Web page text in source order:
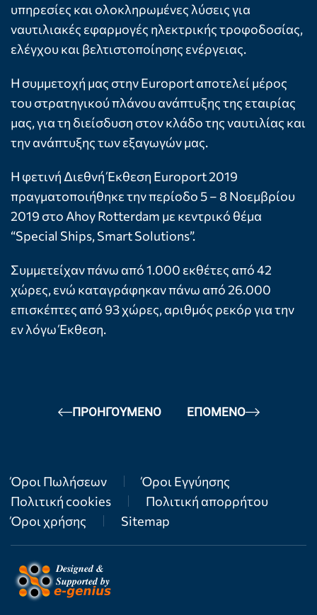
υπηρεσίες και ολοκληρωμένες λύσεις για
ναυτιλιακές εφαρμογές ηλεκτρικής τροφοδοσίας,
ελέγχου και βελτιστοποίησης ενέργειας.
Η συμμετοχή μας στην Europort αποτελεί μέρος
του στρατηγικού πλάνου ανάπτυξης της εταιρίας
μας, για τη διείσδυση στον κλάδο της ναυτιλίας και
την ανάπτυξης των εξαγωγών μας.
Η φετινή Διεθνή Έκθεση Europort 2019
πραγματοποιήθηκε την περίοδο 5 – 8 Νοεμβρίου
2019 στο Ahoy Rotterdam με κεντρικό θέμα
“Special Ships, Smart Solutions”.
Συμμετείχαν πάνω από 1.000 εκθέτες από 42
χώρες, ενώ καταγράφηκαν πάνω από 26.000
επισκέπτες από 93 χώρες, αριθμός ρεκόρ για την
εν λόγω Έκθεση.
ΠΡΟΗΓΟΎΜΕΝΟ ΕΠΌΜΕΝΟ
Όροι Πωλήσεων
Όροι Εγγύησης
Πολιτική cookies
Πολιτική απορρήτου
Όροι χρήσης
Sitemap